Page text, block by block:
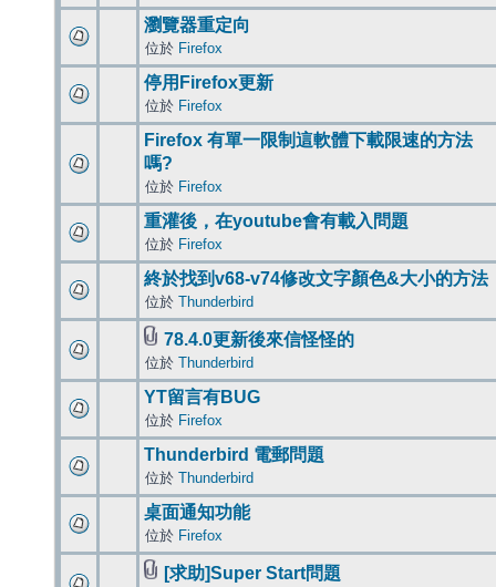
瀏覽器重定向
位於 Firefox
停用Firefox更新
位於 Firefox
Firefox 有單一限制這軟體下載限速的方法
嗎?
位於 Firefox
重灌後，在youtube會有載入問題
位於 Firefox
終於找到v68-v74修改文字顏色&大小的方法
位於 Thunderbird
78.4.0更新後來信怪怪的
位於 Thunderbird
YT留言有BUG
位於 Firefox
Thunderbird 電郵問題
位於 Thunderbird
桌面通知功能
位於 Firefox
[求助]Super Start問題